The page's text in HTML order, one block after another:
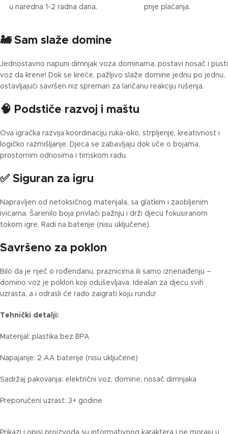
u naredna 1-2 radna dana.
prije plaćanja.
🚂 Sam slaže domine
Jednostavno napuni dimnjak voza dominama, postavi nosač i pusti
voz da krene! Dok se kreće, pažljivo slaže domine jednu po jednu,
ostavljajući savršen niz spreman za lančanu reakciju rušenja.
🧠 Podstiče razvoj i maštu
Ova igračka razvija koordinaciju ruka-oko, strpljenje, kreativnost i
logičko razmišljanje. Djeca se zabavljaju dok uče o bojama,
prostornim odnosima i timskom radu.
✅ Siguran za igru
Napravljen od netoksičnog materijala, sa glatkim i zaobljenim
ivicama. Šarenilo boja privlači pažnju i drži djecu fokusiranom
tokom igre. Radi na baterije (nisu uključene).
Savršeno za poklon
Bilo da je riječ o rođendanu, praznicima ili samo iznenađenju –
domino voz je poklon koji oduševljava. Idealan za djecu svih
uzrasta, a i odrasli će rado zaigrati koju rundu!
Tehnički detalji:
Materijal: plastika bez BPA
Napajanje: 2 AA baterije (nisu uključene)
Sadržaj pakovanja: električni voz, domine, nosač dimnjaka
Preporučeni uzrast: 3+ godine
Prikazi i opisi proizvoda su informativnog karaktera i ne moraju u